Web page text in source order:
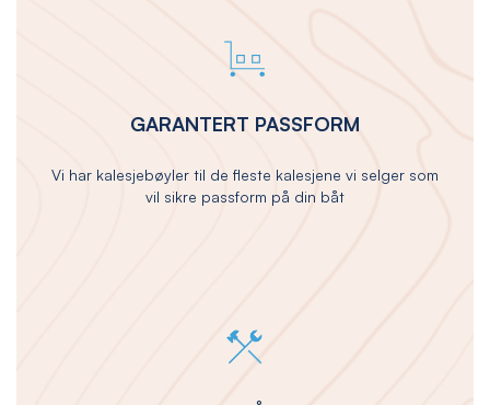
GARANTERT PASSFORM
Vi har kalesjebøyler til de fleste kalesjene vi selger som
vil sikre passform på din båt